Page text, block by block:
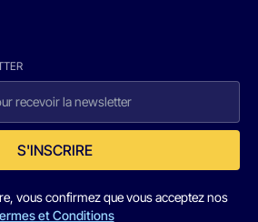
S'INSCRIRE
vous confirmez que vous acceptez nos
et Conditions